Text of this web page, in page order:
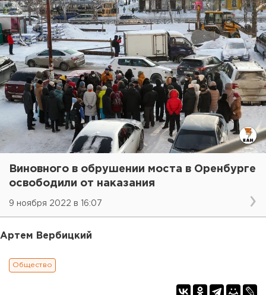
Виновного в обрушении моста в Оренбурге
освободили от наказания
9 ноября 2022 в 16:07
Артем Вербицкий
Общество